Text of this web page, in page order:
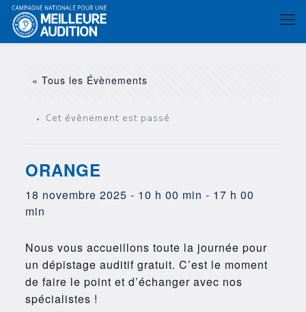
« Tous les Évènements
Cet évènement est passé
ORANGE
18 novembre 2025 - 10 h 00 min - 17 h 00
min
Nous vous accueillons toute la journée pour
un dépistage auditif gratuit. C’est le moment
de faire le point et d’échanger avec nos
spécialistes !